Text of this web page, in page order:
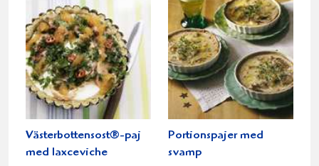
Västerbottensost®-paj
med laxceviche
Portionspajer med
svamp